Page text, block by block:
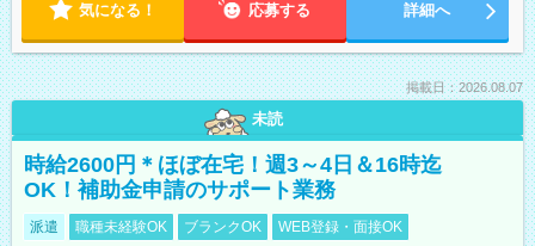
気になる！ 応募する 詳細へ
掲載日：2026.08.07
未読
時給2600円＊ほぼ在宅！週3～4日＆16時迄
OK！補助金申請のサポート業務
派遣 職種未経験OK ブランクOK WEB登録・面接OK